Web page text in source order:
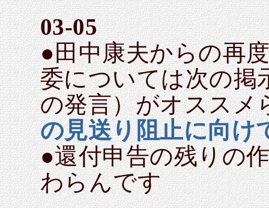
03-05
●田中康夫からの再
委については次の掲
の発言）がオススメ
の見送り阻止に向け
●還付申告の残りの
わらんです